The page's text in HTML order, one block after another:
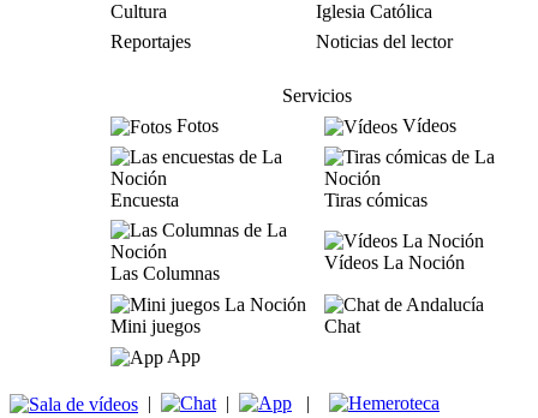
Cultura
Iglesia Católica
Reportajes
Noticias del lector
Servicios
Fotos
Vídeos
Encuesta Tiras cómicas
Las Columnas
Vídeos La Noción
Mini juegos
Chat
App
| | |